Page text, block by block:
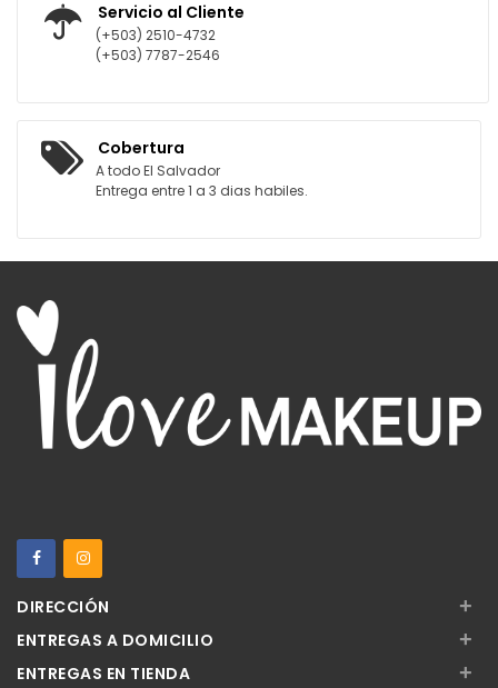
Servicio al Cliente
(+503) 2510-4732
(+503) 7787-2546
Cobertura
A todo El Salvador
Entrega entre 1 a 3 dias habiles.
DIRECCIÓN +
ENTREGAS A DOMICILIO +
ENTREGAS EN TIENDA +